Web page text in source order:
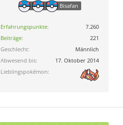
Bisafan
Erfahrungspunkte
7.260
Beiträge
221
Geschlecht
Männlich
Abwesend bis
17. Oktober 2014
Lieblingspokémon